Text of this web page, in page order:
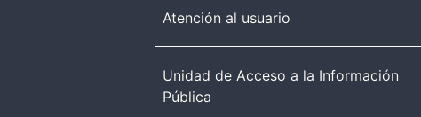
Atención al usuario
Unidad de Acceso a la Información
Pública